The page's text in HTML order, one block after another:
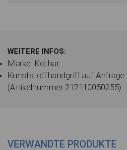
WEITERE INFOS:
Marke: Kothar
Kunststoffhandgriff auf Anfrage
(Artikelnummer 212110050255)
VERWANDTE PRODUKTE